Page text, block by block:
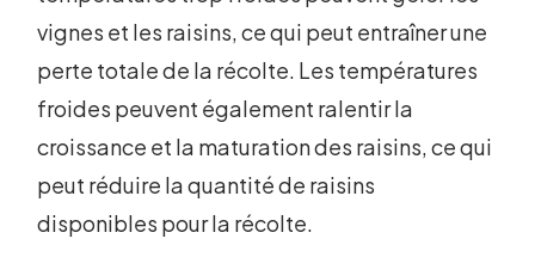
vignes et les raisins, ce qui peut entraîner une
perte totale de la récolte. Les températures
froides peuvent également ralentir la
croissance et la maturation des raisins, ce qui
peut réduire la quantité de raisins
disponibles pour la récolte.